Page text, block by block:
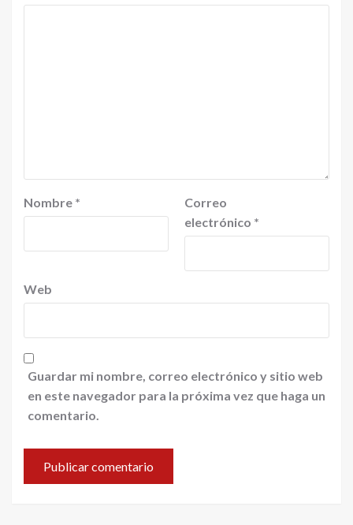
Nombre *
Correo
electrónico *
Web
Guardar mi nombre, correo electrónico y sitio web
en este navegador para la próxima vez que haga un
comentario.